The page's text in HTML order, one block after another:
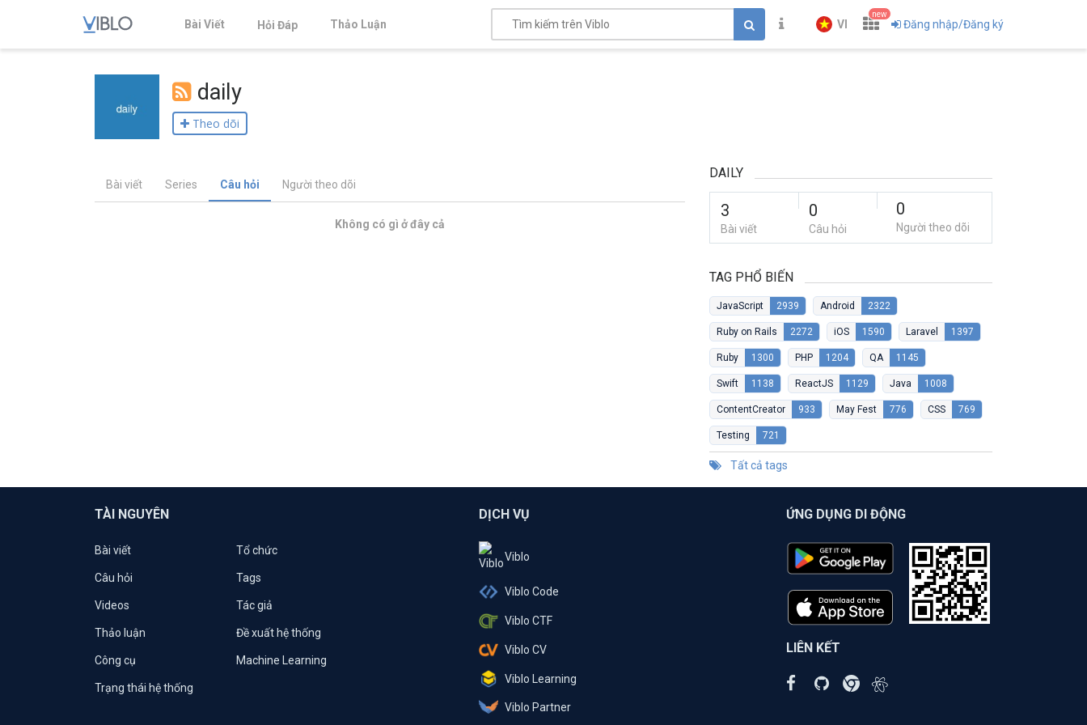
Bài Viết Hỏi Đáp Thảo Luận VI
new
Đăng nhập/Đăng ký
daily
Theo dõi
Bài viết Series Câu hỏi Người theo dõi
Không có gì ở đây cả
DAILY
3
Bài viết
0
Câu hỏi
0
Người theo dõi
TAG PHỔ BIẾN
JavaScript 2939 Android 2322
Ruby on Rails 2272 iOS 1590 Laravel 1397
Ruby 1300 PHP 1204 QA 1145
Swift 1138 ReactJS 1129 Java 1008
ContentCreator 933 May Fest 776 CSS 769
Testing 721
Tất cả tags
TÀI NGUYÊN
Bài viết Tổ chức
Câu hỏi Tags
Videos Tác giả
Thảo luận Đề xuất hệ thống
Công cụ Machine Learning
Trạng thái hệ thống
DỊCH VỤ
Viblo
Viblo Code
Viblo CTF
Viblo CV
Viblo Learning
Viblo Partner
ỨNG DỤNG DI ĐỘNG
LIÊN KẾT